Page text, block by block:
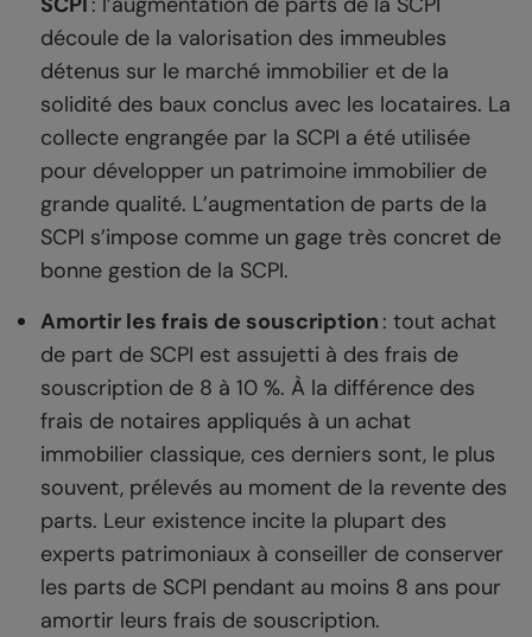
découle de la valorisation des immeubles
détenus sur le marché immobilier et de la
solidité des baux conclus avec les locataires. La
collecte engrangée par la SCPI a été utilisée
pour développer un patrimoine immobilier de
grande qualité. L’augmentation de parts de la
SCPI s’impose comme un gage très concret de
bonne gestion de la SCPI.
Amortir les frais de souscription : tout achat
de part de SCPI est assujetti à des frais de
souscription de 8 à 10 %. À la différence des
frais de notaires appliqués à un achat
immobilier classique, ces derniers sont, le plus
souvent, prélevés au moment de la revente des
parts. Leur existence incite la plupart des
experts patrimoniaux à conseiller de conserver
les parts de SCPI pendant au moins 8 ans pour
amortir leurs frais de souscription.